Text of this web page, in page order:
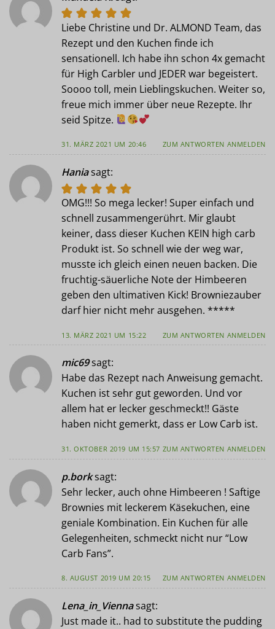
Liebe Christine und Dr. ALMOND Team, das
Rezept und den Kuchen finde ich
sensationell. Ich habe ihn schon 4x gemacht
für High Carbler und JEDER war begeistert.
Soooo toll, mein Lieblingskuchen. Weiter so,
freue mich immer über neue Rezepte. Ihr
seid Spitze.
31. MÄRZ 2021 UM 20:46 ZUM ANTWORTEN ANMELDEN
Haniasagt:
OMG!!! So mega lecker! Super einfach und
schnell zusammengerührt. Mir glaubt
keiner, dass dieser Kuchen KEIN high carb
Produkt ist. So schnell wie der weg war,
musste ich gleich einen neuen backen. Die
fruchtig-säuerliche Note der Himbeeren
geben den ultimativen Kick! Browniezauber
darf hier nicht mehr ausgehen. *****
13. MÄRZ 2021 UM 15:22 ZUM ANTWORTEN ANMELDEN
mic69sagt:
Habe das Rezept nach Anweisung gemacht.
Kuchen ist sehr gut geworden. Und vor
allem hat er lecker geschmeckt!! Gäste
haben nicht gemerkt, dass er Low Carb ist.
31. OKTOBER 2019 UM 15:57 ZUM ANTWORTEN ANMELDEN
p.borksagt:
Sehr lecker, auch ohne Himbeeren ! Saftige
Brownies mit leckerem Käsekuchen, eine
geniale Kombination. Ein Kuchen für alle
Gelegenheiten, schmeckt nicht nur “Low
Carb Fans”.
8. AUGUST 2019 UM 20:15 ZUM ANTWORTEN ANMELDEN
Lena_in_Viennasagt:
Just made it.. had to substitute the pudding